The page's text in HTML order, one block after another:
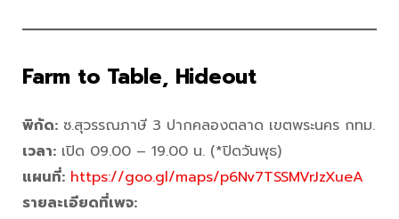
Farm to Table, Hideout
พิกัด: ซ.สุวรรณภาษี 3 ปากคลองตลาด เขตพระนคร กทม.
เวลา: เปิด 09.00 – 19.00 น. (*ปิดวันพุธ)
แผนที่: https://goo.gl/maps/p6Nv7TSSMVrJzXueA
รายละเอียดที่เพจ: